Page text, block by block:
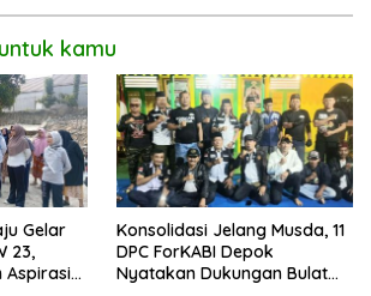
kamu
Gelar
23,
Aspirasi
Konsolidasi Jelang Musda, 11
DPC ForKABI Depok
Nyatakan Dukungan Bulat